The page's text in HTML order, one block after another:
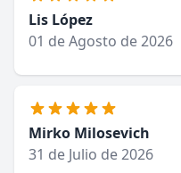
Lis López
01 de Agosto de 2026
Mirko Milosevich
31 de Julio de 2026